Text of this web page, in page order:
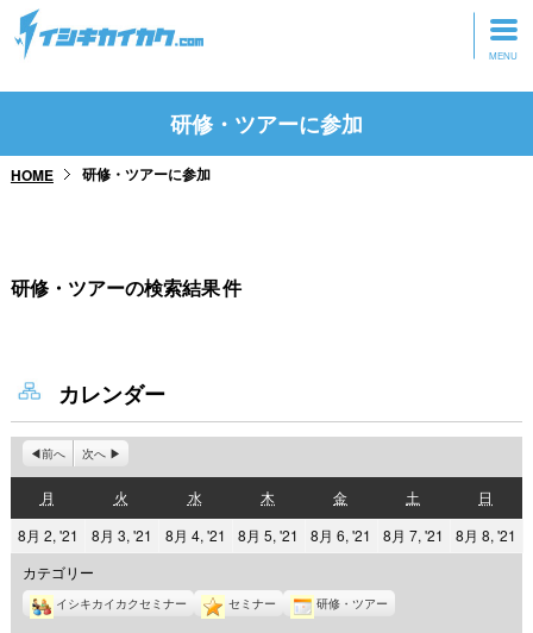
トップページ
研修・ツアーに参加
研修・ツアーに参加
HOME 研修・ツアーに参加
研修・ツアーの検索結果件
カレンダー
前へ 次へ
月
曜
日
火
曜
日
水水
曜
日
木
曜
日
金金
曜
日
土
曜
日
日
曜
日
8月 2, '21
2021
年
8
月
8月 3, '21
2021
年
8
月
8月 4, '21
2021
年
8
月
8月 5, '21
2021
年
8
月
8月 6, '21
2021
年
8
月
8月 7, '21
2021
年
8月 8, '21
年
カテゴリー
イシキカイカクセミナー セミナー 研修・ツアー